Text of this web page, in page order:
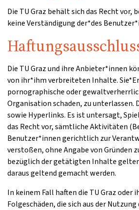
Die TU Graz behält sich das Recht
keine Verständigung der*des
Die TU Graz und ihre Anbieter*innen
von ihr*ihm verbreiteten Inhalte.
pornographische oder
Organisation schaden, zu
sowie Hyperlinks. Es ist untersagt,
das Recht vor, sämtliche Aktivitäten
Benutzer*innen gerichtlich zur
verstoßen, ohne Angabe von Gründen
bezüglich der getätigten Inhalte
daraus geltend gemacht werden.
In keinem Fall haften die TU Graz
Folgeschäden, die sich aus der